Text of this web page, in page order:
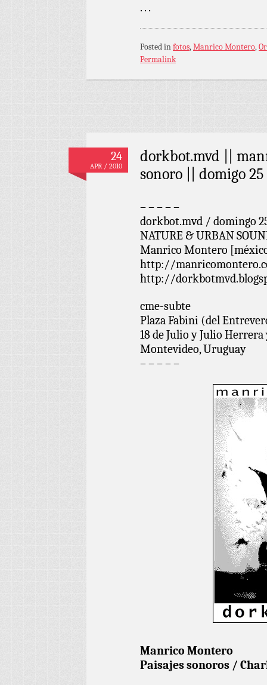
. . .
Posted infotos,Manrico Montero,
Permalink
24
APR / 2010
dorkbot.mvd ||
sonoro || domigo 25
– – – – –
dorkbot.mvd / domingo
NATURE & URBAN
Manrico Montero
http://
http://
cme-subte
Plaza Fabini (del
18 de Julio y Julio Herrera
Montevideo, Uruguay
– – – – –
Manrico Montero
Paisajes sonoros /